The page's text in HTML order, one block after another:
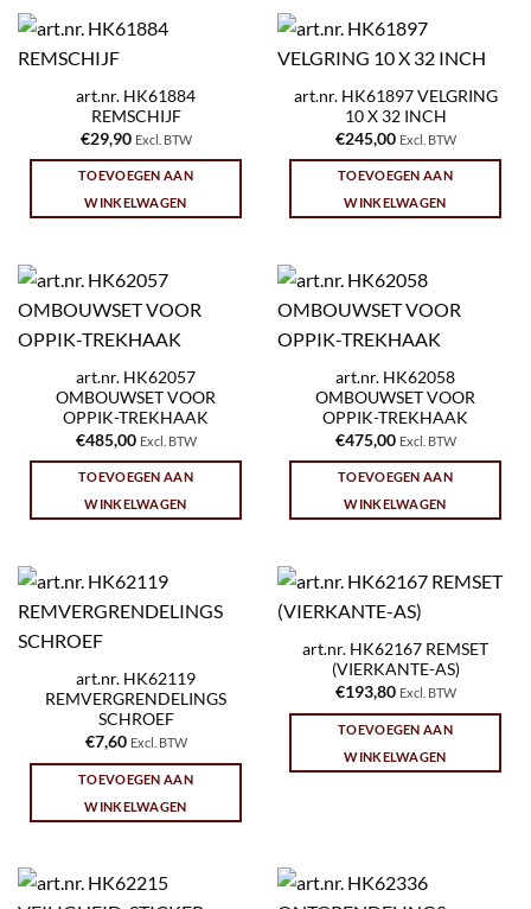
art.nr. HK61884
REMSCHIJF
€29,90 Excl. BTW
TOEVOEGEN AAN
WINKELWAGEN
art.nr. HK61897 VELGRING
10 X 32 INCH
€245,00 Excl. BTW
TOEVOEGEN AAN
WINKELWAGEN
art.nr. HK62057
OMBOUWSET VOOR
OPPIK-TREKHAAK
€485,00 Excl. BTW
TOEVOEGEN AAN
WINKELWAGEN
art.nr. HK62058
OMBOUWSET VOOR
OPPIK-TREKHAAK
€475,00 Excl. BTW
TOEVOEGEN AAN
WINKELWAGEN
art.nr. HK62119
REMVERGRENDELINGS
SCHROEF
€7,60 Excl. BTW
TOEVOEGEN AAN
WINKELWAGEN
art.nr. HK62167 REMSET
(VIERKANTE-AS)
€193,80 Excl. BTW
TOEVOEGEN AAN
WINKELWAGEN